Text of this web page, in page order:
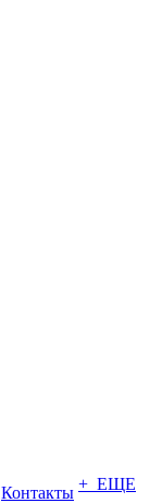
Контакты + ЕЩЕ